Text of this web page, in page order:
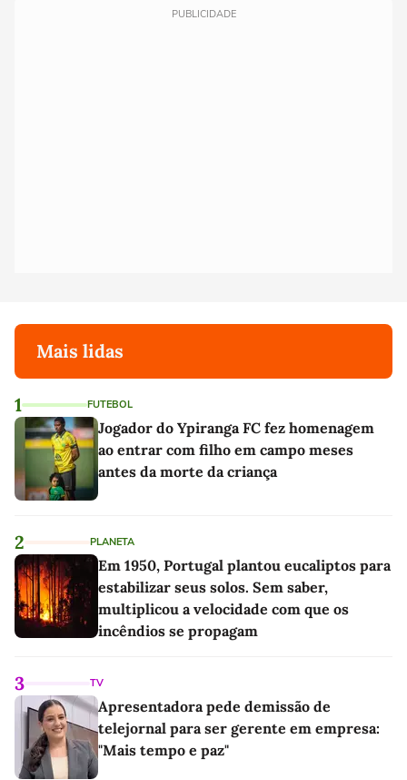
PUBLICIDADE
Mais lidas
1 FUTEBOL
Jogador do Ypiranga FC fez homenagem
ao entrar com filho em campo meses
antes da morte da criança
2 PLANETA
Em 1950, Portugal plantou eucaliptos para
estabilizar seus solos. Sem saber,
multiplicou a velocidade com que os
incêndios se propagam
3 TV
Apresentadora pede demissão de
telejornal para ser gerente em empresa:
"Mais tempo e paz"